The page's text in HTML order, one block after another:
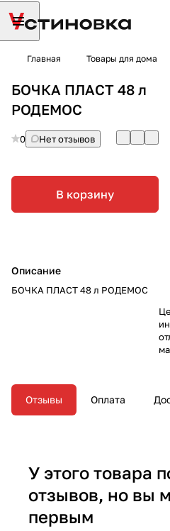
Главная Товары для дома
БОЧКА ПЛАСТ 48 л
РОДЕМОС
0 Нет отзывов
В корзину
Описание
БОЧКА ПЛАСТ 48 л РОДЕМОС
Отзывы Оплата
У этого товара
отзывов, но вы
первым